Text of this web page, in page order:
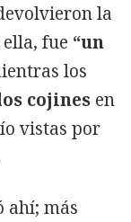
la
fue “un
los
cojines en
vistas por
ahí; más